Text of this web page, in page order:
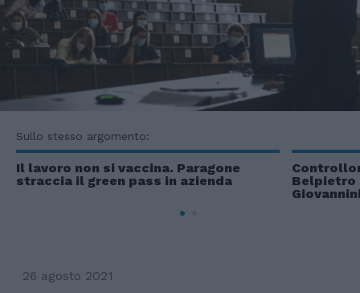
Sullo stesso argomento:
Il lavoro non si vaccina. Paragone
straccia il green pass in azienda
Belpietro
26 agosto 2021